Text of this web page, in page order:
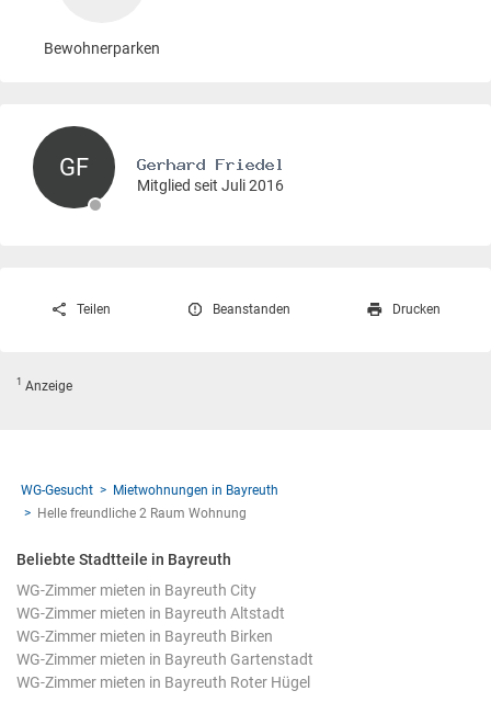
Bewohnerparken
GF
Mitglied seit Juli 2016
Teilen Beanstanden Drucken
1 Anzeige
WG-Gesucht
Mietwohnungen in Bayreuth
Helle freundliche 2 Raum Wohnung
Beliebte Stadtteile in Bayreuth
WG-Zimmer mieten in Bayreuth City
WG-Zimmer mieten in Bayreuth Altstadt
WG-Zimmer mieten in Bayreuth Birken
WG-Zimmer mieten in Bayreuth Gartenstadt
WG-Zimmer mieten in Bayreuth Roter Hügel